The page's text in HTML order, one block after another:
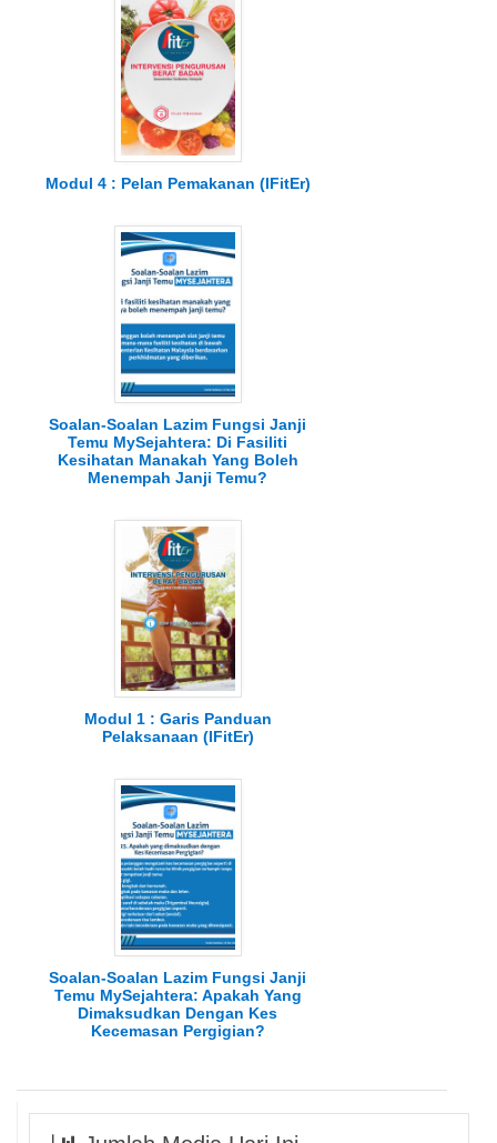
Modul 4 : Pelan Pemakanan (IFitEr)
Soalan-Soalan Lazim Fungsi Janji
Temu MySejahtera: Di Fasiliti
Kesihatan Manakah Yang Boleh
Menempah Janji Temu?
Modul 1 : Garis Panduan
Pelaksanaan (IFitEr)
Soalan-Soalan Lazim Fungsi Janji
Temu MySejahtera: Apakah Yang
Dimaksudkan Dengan Kes
Kecemasan Pergigian?